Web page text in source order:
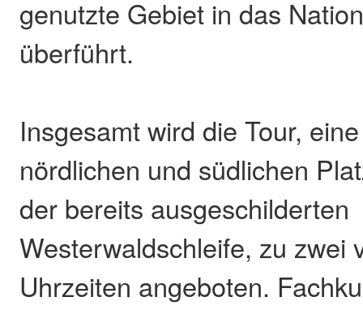
genutzte Gebiet in das
überführt.
Insgesamt wird die Tour,
nördlichen und südlichen
der bereits ausgeschilderten
Westerwaldschleife, zu zwei
Uhrzeiten angeboten.